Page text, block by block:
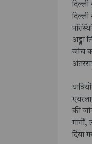
दिल्ली
दिल्ली
अड्डा
जांच
की
दिया